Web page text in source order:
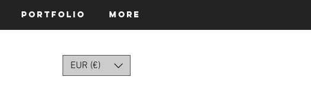
Portfolio More
EUR (€)